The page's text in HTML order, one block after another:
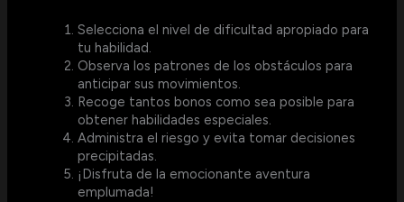
Selecciona el nivel de dificultad apropiado para
tu habilidad.
Observa los patrones de los obstáculos para
anticipar sus movimientos.
Recoge tantos bonos como sea posible para
obtener habilidades especiales.
Administra el riesgo y evita tomar decisiones
precipitadas.
¡Disfruta de la emocionante aventura
emplumada!